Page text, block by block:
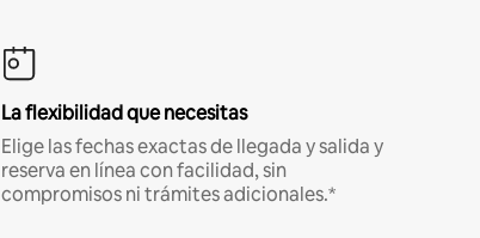
La flexibilidad que necesitas
Elige las fechas exactas de llegada y salida y
reserva en línea con facilidad, sin
compromisos ni trámites adicionales.*